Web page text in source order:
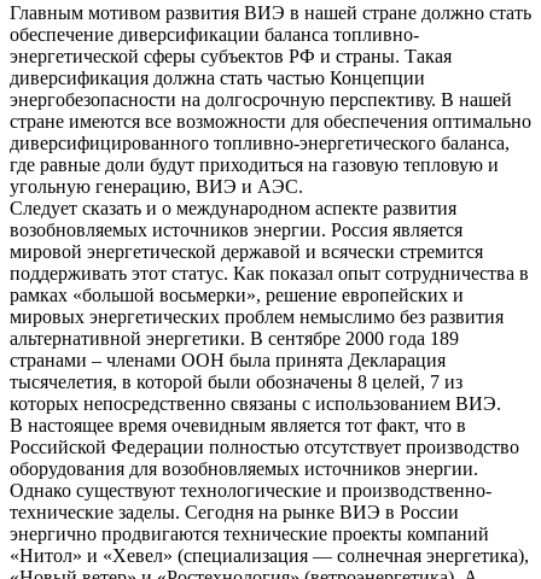
Главным мотивом развития ВИЭ в нашей стране должно стать
обеспечение диверсификации баланса топливно-
энергетической сферы субъектов РФ и страны. Такая
диверсификация должна стать частью Концепции
энергобезопасности на долгосрочную перспективу. В нашей
стране имеются все возможности для обеспечения оптимально
диверсифицированного топливно-энергетического баланса,
где равные доли будут приходиться на газовую тепловую и
угольную генерацию, ВИЭ и АЭС.
Следует сказать и о международном аспекте развития
возобновляемых источников энергии. Россия является
мировой энергетической державой и всячески стремится
поддерживать этот статус. Как показал опыт сотрудничества в
рамках «большой восьмерки», решение европейских и
мировых энергетических проблем немыслимо без развития
альтернативной энергетики. В сентябре 2000 года 189
странами – членами ООН была принята Декларация
тысячелетия, в которой были обозначены 8 целей, 7 из
которых непосредственно связаны с использованием ВИЭ.
В настоящее время очевидным является тот факт, что в
Российской Федерации полностью отсутствует производство
оборудования для возобновляемых источников энергии.
Однако существуют технологические и производственно-
технические заделы. Сегодня на рынке ВИЭ в России
энергично продвигаются технические проекты компаний
«Нитол» и «Хевел» (специализация — солнечная энергетика),